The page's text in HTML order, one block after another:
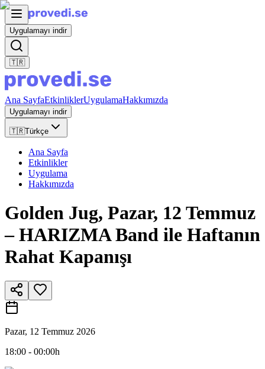
Uygulamayı indir
🇹🇷
Ana SayfaEtkinliklerUygulamaHakkımızda
Uygulamayı indir
🇹🇷Türkçe
Ana Sayfa
Etkinlikler
Uygulama
Hakkımızda
Golden Jug, Pazar, 12 Temmuz
– HARIZMA Band ile Haftanın
Rahat Kapanışı
Pazar, 12 Temmuz 2026
18:00 - 00:00h